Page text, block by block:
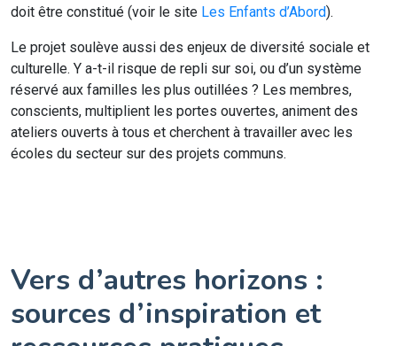
doit être constitué (voir le site Les Enfants d’Abord).
Le projet soulève aussi des enjeux de diversité sociale et
culturelle. Y a-t-il risque de repli sur soi, ou d’un système
réservé aux familles les plus outillées ? Les membres,
conscients, multiplient les portes ouvertes, animent des
ateliers ouverts à tous et cherchent à travailler avec les
écoles du secteur sur des projets communs.
Vers d’autres horizons :
sources d’inspiration et